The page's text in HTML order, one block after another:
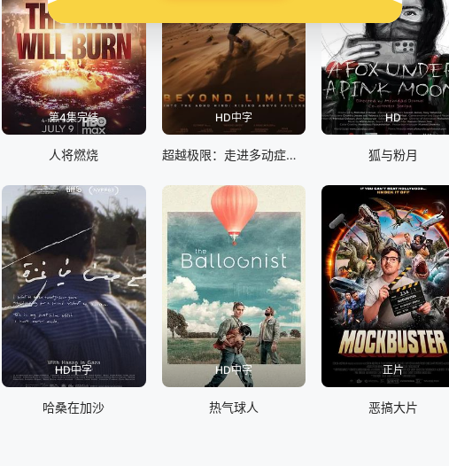
第4集完结
人将燃烧
HD中字
超越极限：走进多动症的心灵：克服失败
HD
狐与粉月
HD中字
哈桑在加沙
HD中字
热气球人
正片
恶搞大片